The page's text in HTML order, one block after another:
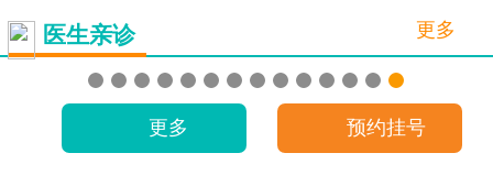
医生亲诊 更多
更多 预约挂号